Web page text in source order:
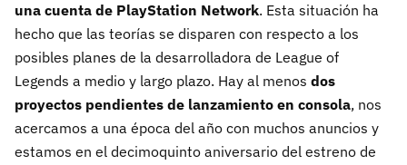
una cuenta de PlayStation Network. Esta situación ha
hecho que las teorías se disparen con respecto a los
posibles planes de la desarrolladora de League of
Legends a medio y largo plazo. Hay al menos dos
proyectos pendientes de lanzamiento en consola, nos
acercamos a una época del año con muchos anuncios y
estamos en el decimoquinto aniversario del estreno de